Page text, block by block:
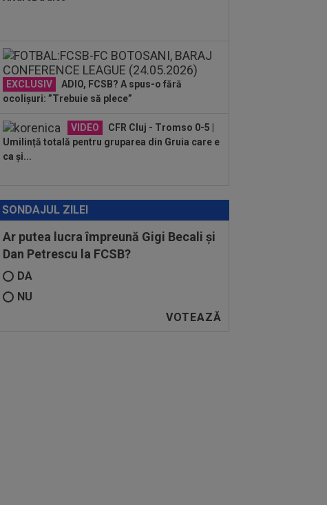
EXCLUSIV
ADIO, FCSB? A spus-o fără
ocolișuri: ”Trebuie să plece”
VIDEO
CFR Cluj - Tromso 0-5 |
Umilință totală pentru gruparea din Gruia care e
ca și...
SONDAJUL ZILEI
Ar putea lucra împreună Gigi Becali și
Dan Petrescu la FCSB?
DA
NU